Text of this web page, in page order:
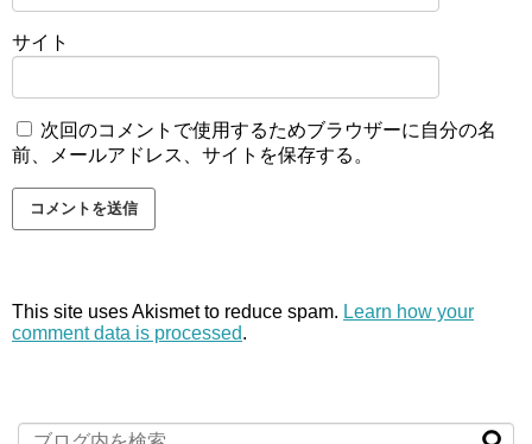
サイト
次回のコメントで使用するためブラウザーに自分の名
前、メールアドレス、サイトを保存する。
This site uses Akismet to reduce spam. Learn how your
comment data is processed.